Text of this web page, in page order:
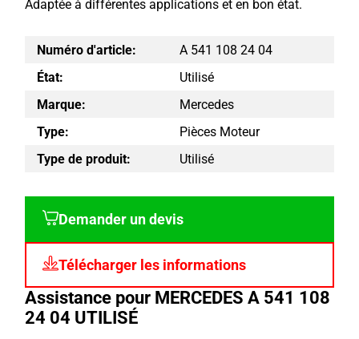
Adaptée à différentes applications et en bon état.
Numéro d'article:
A 541 108 24 04
État:
Utilisé
Marque:
Mercedes
Type:
Pièces Moteur
Type de produit:
Utilisé
Demander un devis
Télécharger les informations
Assistance pour MERCEDES A 541 108
24 04 UTILISÉ